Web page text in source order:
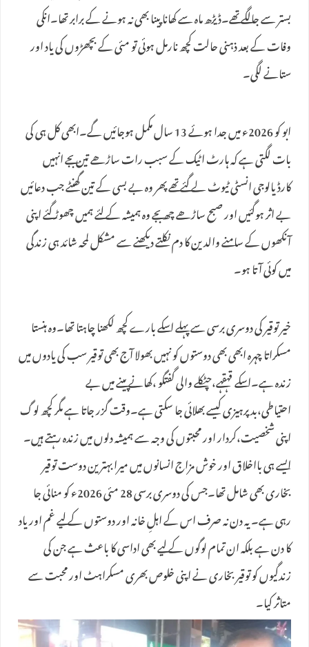
بستر سے جالگے تھے۔ڈیڑھ ماہ سے کھانا پینا بھی نہ ہونے کے برابر تھا۔انکی
وفات کے بعد ذہنی حالت کچھ نارمل ہوئی تو مئی کے بچھڑوں کی یاد اور
ستانے لگی۔
ابو کو 2026ء میں جدا ہوئے 13 سال مکمل ہوجائیں گے۔ابھی کل ہی کی
بات لگتی ہے کہ ہارٹ اٹیک کے سبب رات ساڑھے تین بجے انہیں
کارڈیالوجی انسٹی ٹیوٹ لے گئے تھے پھر وہ بے بسی کے تین گھنٹے جب دعائیں
بے اثر ہوگئیں اور صبح ساڑھے چھ بجے وہ ہمیشہ کے لئے ہمیں چھوڑ گئے اپنی
آنکھوں کے سامنے والدین کا دم نکلتے دیکھنے سے مشکل لمحہ شائد ہی زندگی
میں کوئی آتا ہو۔
خیر توقیر کی دوسری برسی سے پہلے اسکے بارے کچھ لکھنا چاہتا تھا۔وہ ہنستا
مسکراتا چہرہ ابھی بھی دوستوں کو نہیں بھولا آج بھی توقیر سب کی یادوں میں
زندہ ہے۔اسکے قہقہے،چٹکلے والی گفتگو ،کھانے پینے میں بے
احتیاطی،بدپرہیزی کیسے بھلائی جا سکتی ہے۔وقت گزر جاتا ہے مگر کچھ لوگ
اپنی شخصیت،کردار اور محبتوں کی وجہ سے ہمیشہ دلوں میں زندہ رہتے ہیں۔
ایسے ہی بااخلاق اور خوش مزاج انسانوں میں میرا بہترین دوست توقیر
بخاری بھی شامل تھا۔جس کی دوسری برسی 28 مئی 2026ء کو منائی جا
رہی ہے۔ یہ دن نہ صرف اس کے اہلِ خانہ اور دوستوں کے لیے غم اور یاد
کا دن ہے بلکہ ان تمام لوگوں کے لیے بھی اداسی کا باعث ہے جن کی
زندگیوں کو توقیر بخاری نے اپنی خلوص بھری مسکراہٹ اور محبت سے
متاثر کیا۔